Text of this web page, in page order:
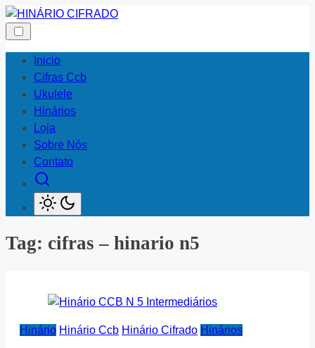
Skip
Inicio
Cifras Ccb
Ukulele
Hinários
Loja
Sobre Nós
Contato
Tag: cifras – hinario n5
Hinário Hinário Ccb Hinário Cifrado Hinários